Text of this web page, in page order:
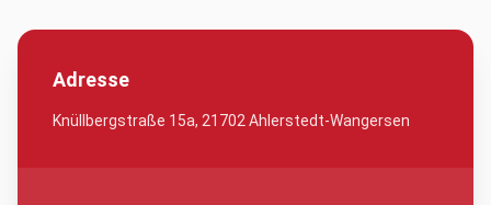
Adresse
Knüllbergstraße 15a, 21702 Ahlerstedt-Wangersen